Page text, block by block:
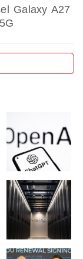
Galaxy A27